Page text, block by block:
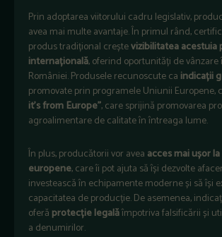
Prin adoptarea viitorului cadru legislativ,
avea mai multe avantaje. În primul rând,
produs tradițional creștevizibilitatea acestuia
internațională, oferind oportunități de vânzare
României. Produsele recunoscute ca indicații
promovate prin programele Uniunii Europene,
it’s from Europe”, care sprijină promovarea
agroalimentare de calitate în întreaga lume.
În plus, producătorii vor avea acces mai ușor
europene, care îi pot ajuta să își dezvolte
investească în echipamente moderne și să își
capacitatea de producție. De asemenea,
oferă protecție legalăîmpotriva falsificării și
a denumirilor.